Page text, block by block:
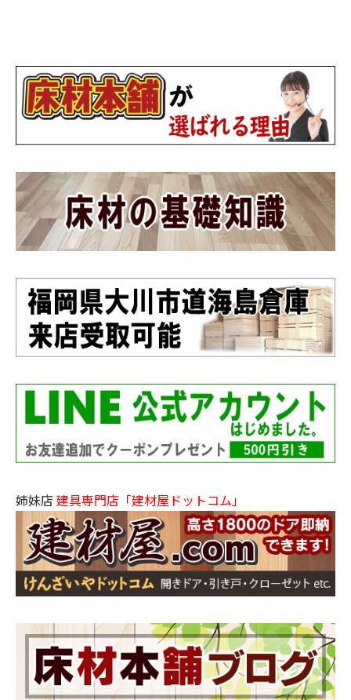
姉妹店 建具専門店「建材屋ドットコム」